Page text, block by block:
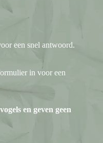
een snel antwoord.
in voor een
en geven geen